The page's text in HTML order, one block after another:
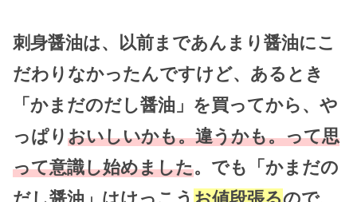
刺身醤油は、以前まであんまり醤油にこ
だわりなかったんですけど、あるとき
「かまだのだし醤油」を買ってから、や
っぱり おいしいかも。違うかも。って思
って意識し始めました。でも「かまだの